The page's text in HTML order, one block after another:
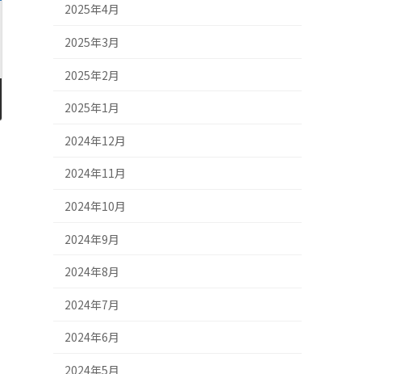
2025年4月
2025年3月
2025年2月
2025年1月
2024年12月
2024年11月
2024年10月
2024年9月
2024年8月
2024年7月
2024年6月
2024年5月